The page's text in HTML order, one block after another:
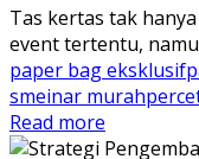
Tas kertas tak
event tertentu,
paper bag eksklusif
smeinar murah
Read more